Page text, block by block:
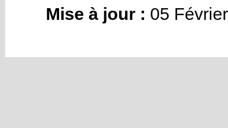
Mise à jour : 05